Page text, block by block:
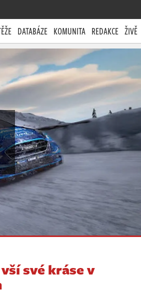
DATABÁZE KOMUNITA REDAKCE ŽIVĚ
své kráse v